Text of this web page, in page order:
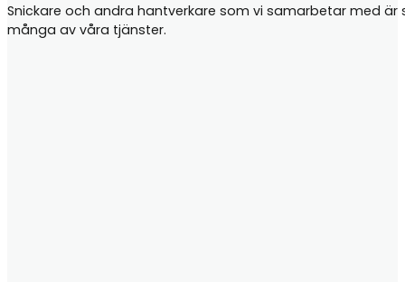
Snickare och andra hantverkare som vi samarbetar med
många av våra tjänster.